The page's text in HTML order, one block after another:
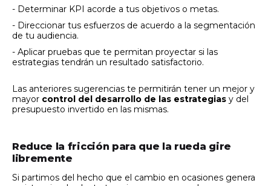
- Determinar KPI acorde a tus objetivos o metas.
- Direccionar tus esfuerzos de acuerdo a la segmentación
de tu audiencia.
- Aplicar pruebas que te permitan proyectar si las
estrategias tendrán un resultado satisfactorio.
Las anteriores sugerencias te permitirán tener un mejor y
mayor control del desarrollo de las estrategias y del
presupuesto invertido en las mismas.
Reduce la fricción para que la rueda gire
libremente
Si partimos del hecho que el cambio en ocasiones genera